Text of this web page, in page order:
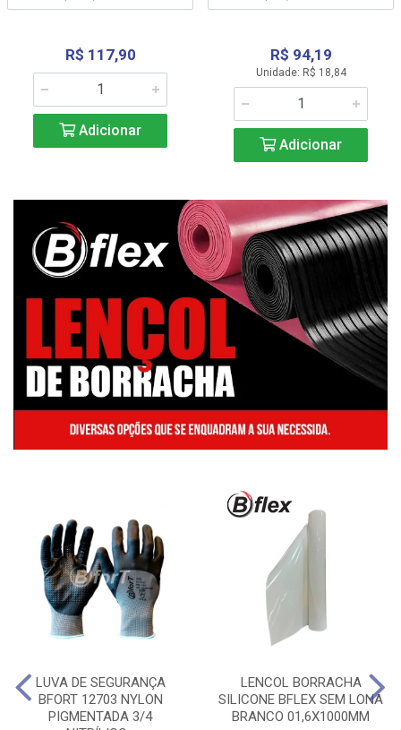
R$ 117,90
Adicionar
R$ 94,19
Unidade: R$ 18,84
Adicionar
LUVA DE SEGURANÇA
BFORT 12703 NYLON
PIGMENTADA 3/4
LENCOL BORRACHA
SILICONE BFLEX SEM LONA
BRANCO 01,6X1000MM